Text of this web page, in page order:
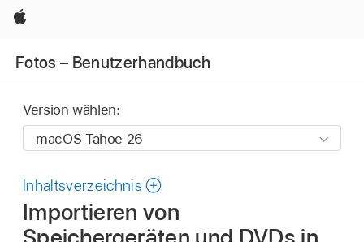
Apple
Fotos – Benutzerhandbuch
Version wählen:
Inhaltsverzeichnis
Importieren von